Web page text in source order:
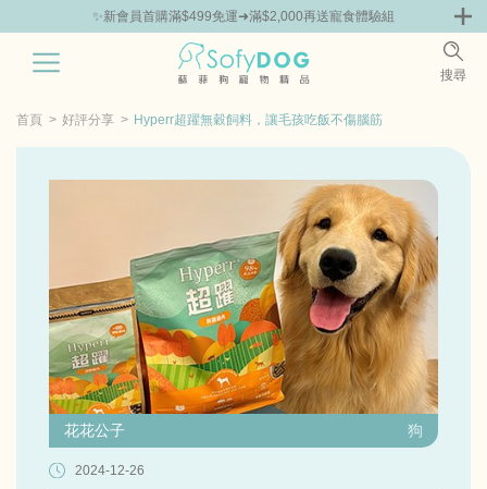
✨新會員首購滿$499免運➜滿$2,000再送寵食體驗組
搜尋
零食專區 飼料 | 凍乾優惠組 主食罐 | 餐包優惠
首頁 好評分享 Hyperr超躍無穀飼料，讓毛孩吃飯不傷腦筋
花花公子 狗
2024-12-26